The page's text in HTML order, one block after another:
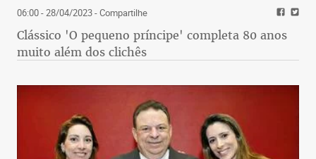
06:00 - 28/04/2023- Compartilhe
Clássico 'O pequeno príncipe' completa 80 anos
muito além dos clichês